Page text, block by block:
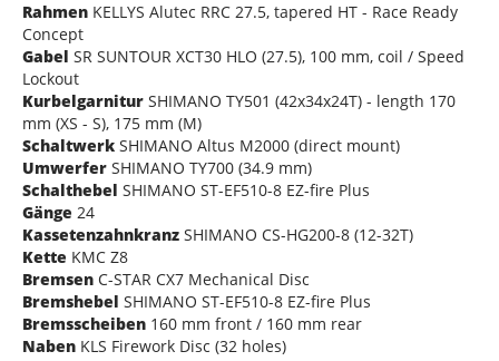
Rahmen KELLYS Alutec RRC 27.5, tapered HT - Race Ready
Concept
Gabel SR SUNTOUR XCT30 HLO (27.5), 100 mm, coil / Speed
Lockout
Kurbelgarnitur SHIMANO TY501 (42x34x24T) - length 170
mm (XS - S), 175 mm (M)
Schaltwerk SHIMANO Altus M2000 (direct mount)
Umwerfer SHIMANO TY700 (34.9 mm)
Schalthebel SHIMANO ST-EF510-8 EZ-fire Plus
Gänge 24
Kassetenzahnkranz SHIMANO CS-HG200-8 (12-32T)
Kette KMC Z8
Bremsen C-STAR CX7 Mechanical Disc
Bremshebel SHIMANO ST-EF510-8 EZ-fire Plus
Bremsscheiben 160 mm front / 160 mm rear
Naben KLS Firework Disc (32 holes)